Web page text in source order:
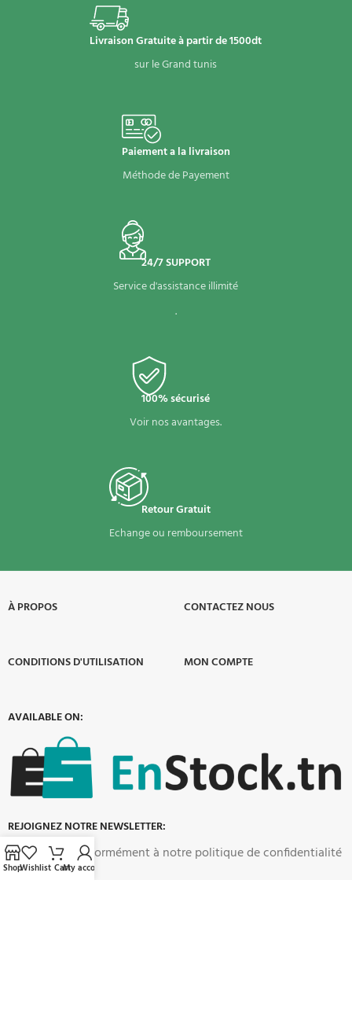
Livraison Gratuite à partir de 1500dt
sur le Grand tunis
Paiement a la livraison
Méthode de Payement
24/7 SUPPORT
Service d'assistance illimité
.
100% sécurisé
Voir nos avantages.
Retour Gratuit
Echange ou remboursement
À PROPOS​
CONDITIONS D'UTILISATION
CONTACTEZ NOUS
MON COMPTE
AVAILABLE ON:
REJOIGNEZ NOTRE NEWSLETTER:
Sera utilisé conformément à notre politique de confidentialité
ShopWishlist CartMy account